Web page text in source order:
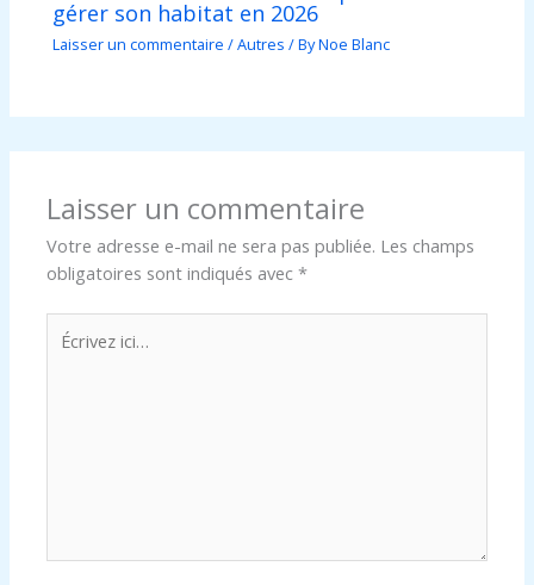
gérer son habitat en 2026
Laisser un commentaire /Autres / ByNoe Blanc
Laisser un commentaire
Votre adresse e-mail ne sera pas publiée. Les champs
obligatoires sont indiqués avec*
ici…